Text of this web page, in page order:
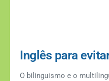
Inglês para
O bilinguismo e o